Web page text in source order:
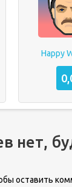
Happy
нет,
оставить